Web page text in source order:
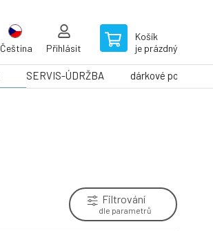
Čeština Přihlásit
Košík
je prázdný
SERVIS-ÚDRŽBA dárkové poukazy
Filtrování
dle parametrů